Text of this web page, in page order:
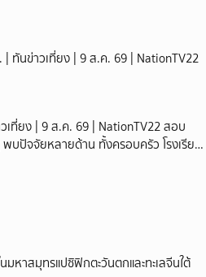
ทันข่าวเที่ยง | 9 ส.ค. 69 | NationTV22
เที่ยง | 9 ส.ค. 69 | NationTV22 สอบ
บปัจจัยหลายด้าน ทั้งครอบครัว โรงเรียน
าสมุทรแปซิฟิกตะวันตกและทะเลจีนใต้